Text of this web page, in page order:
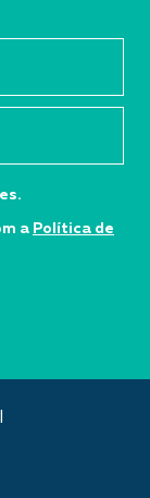
a Política de